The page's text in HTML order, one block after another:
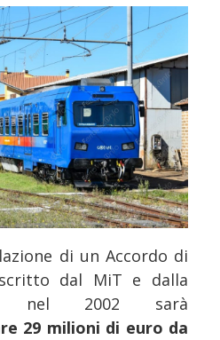
di un Accordo di
dal MiT e dalla
nel 2002 sarà
29 milioni di euro da